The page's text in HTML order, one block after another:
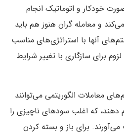
خودکار و اتوماتیک انجام
و معامله گران هنوز هم باید
آنها با استراتژی‌های مناسب
برای سازگاری با تغییر شرایط
معاملات الگوریتمی می‌توانند
دهند، که اغلب سودهای ناچیزی را
برای باز و بسته کردن